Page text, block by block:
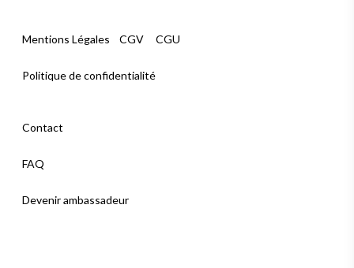
Mentions Légales CGV CGU
Politique de confidentialité
Contact
FAQ
Devenir ambassadeur